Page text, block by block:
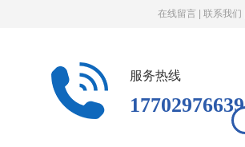
在线留言 | 联系我们 |
服务热线
17702976639